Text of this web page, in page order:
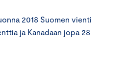
2018 Suomen vienti
ja Kanadaan jopa 28